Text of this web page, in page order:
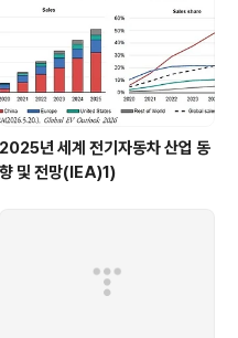
ㆍ고용 창
발전시장 -
2025년 세계 전기자동차 산업 동
향 및 전망(IEA)1)